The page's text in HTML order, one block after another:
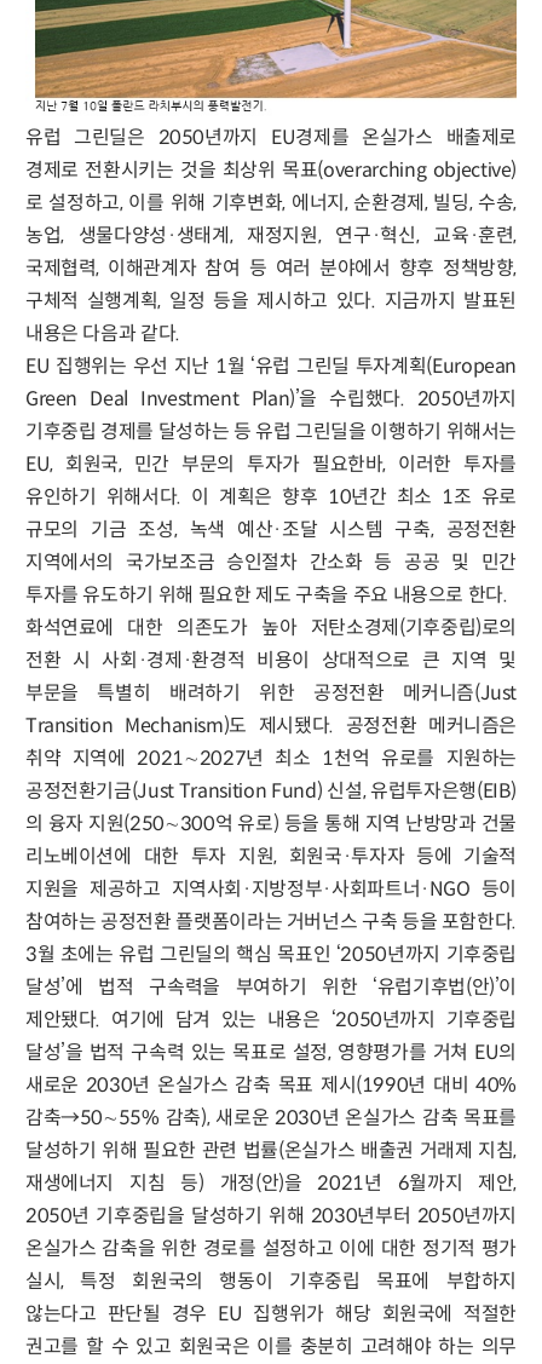
유럽 그린딜은 2050년까지 EU경제를 온실가스 배출제로
경제로 전환시키는 것을 최상위 목표(overarching objective)
로 설정하고, 이를 위해 기후변화, 에너지, 순환경제, 빌딩, 수송,
농업, 생물다양성·생태계, 재정지원, 연구·혁신, 교육·훈련,
국제협력, 이해관계자 참여 등 여러 분야에서 향후 정책방향,
구체적 실행계획, 일정 등을 제시하고 있다. 지금까지 발표된
내용은 다음과 같다.
EU 집행위는 우선 지난 1월 ‘유럽 그린딜 투자계획(European
Green Deal Investment Plan)’을 수립했다. 2050년까지
기후중립 경제를 달성하는 등 유럽 그린딜을 이행하기 위해서는
EU, 회원국, 민간 부문의 투자가 필요한바, 이러한 투자를
유인하기 위해서다. 이 계획은 향후 10년간 최소 1조 유로
규모의 기금 조성, 녹색 예산·조달 시스템 구축, 공정전환
지역에서의 국가보조금 승인절차 간소화 등 공공 및 민간
투자를 유도하기 위해 필요한 제도 구축을 주요 내용으로 한다.
화석연료에 대한 의존도가 높아 저탄소경제(기후중립)로의
전환 시 사회·경제·환경적 비용이 상대적으로 큰 지역 및
부문을 특별히 배려하기 위한 공정전환 메커니즘(Just
Transition Mechanism)도 제시됐다. 공정전환 메커니즘은
취약 지역에 2021∼2027년 최소 1천억 유로를 지원하는
공정전환기금(Just Transition Fund) 신설, 유럽투자은행(EIB)
의 융자 지원(250∼300억 유로) 등을 통해 지역 난방망과 건물
리노베이션에 대한 투자 지원, 회원국·투자자 등에 기술적
지원을 제공하고 지역사회·지방정부·사회파트너·NGO 등이
참여하는 공정전환 플랫폼이라는 거버넌스 구축 등을 포함한다.
3월 초에는 유럽 그린딜의 핵심 목표인 ‘2050년까지 기후중립
달성’에 법적 구속력을 부여하기 위한 ‘유럽기후법(안)’이
제안됐다. 여기에 담겨 있는 내용은 ‘2050년까지 기후중립
달성’을 법적 구속력 있는 목표로 설정, 영향평가를 거쳐 EU의
새로운 2030년 온실가스 감축 목표 제시(1990년 대비 40%
감축→50∼55% 감축), 새로운 2030년 온실가스 감축 목표를
달성하기 위해 필요한 관련 법률(온실가스 배출권 거래제 지침,
재생에너지 지침 등) 개정(안)을 2021년 6월까지 제안,
2050년 기후중립을 달성하기 위해 2030년부터 2050년까지
온실가스 감축을 위한 경로를 설정하고 이에 대한 정기적 평가
실시, 특정 회원국의 행동이 기후중립 목표에 부합하지
않는다고 판단될 경우 EU 집행위가 해당 회원국에 적절한
권고를 할 수 있고 회원국은 이를 충분히 고려해야 하는 의무